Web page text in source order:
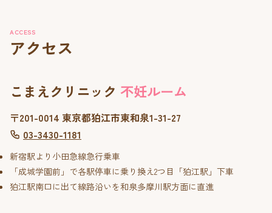
ACCESS
アクセス
こまえクリニック 不妊ルーム
〒201-0014 東京都狛江市東和泉1-31-27
03-3430-1181
新宿駅より小田急線急行乗車
「成城学園前」で各駅停車に乗り換え2つ目「狛江駅」下車
狛江駅南口に出て線路沿いを和泉多摩川駅方面に直進